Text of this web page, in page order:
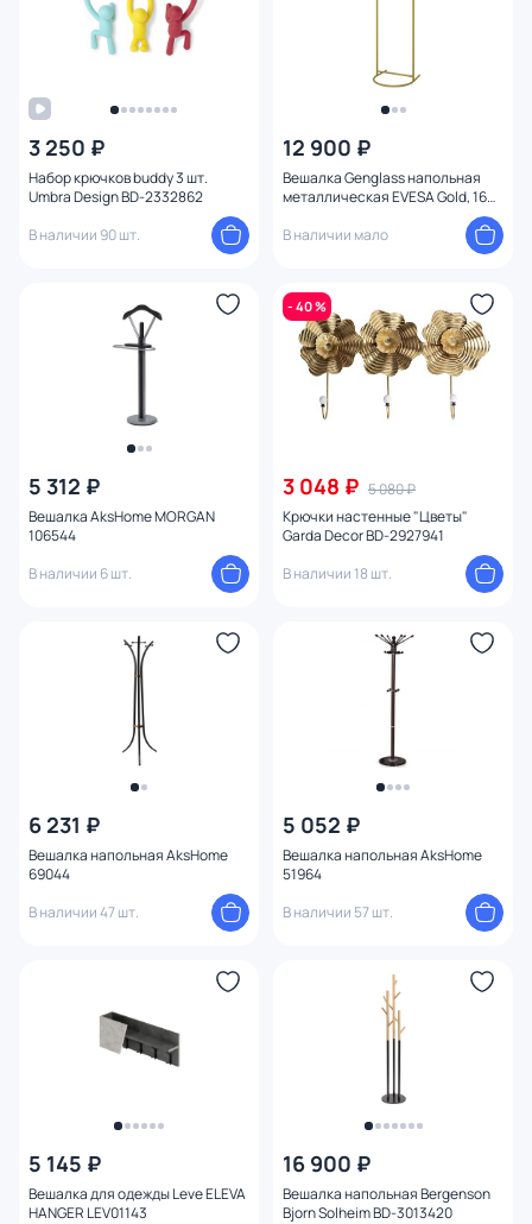
3 250 ₽
Набор крючков buddy 3 шт.
Umbra Design BD-2332862
В наличии 90 шт.
12 900 ₽
Вешалка Genglass напольная
металлическая EVESA Gold, 163
В наличии мало
5 312 ₽
Вешалка AksHome MORGAN
106544
В наличии 6 шт.
- 40 %
3 048 ₽ 5 080 ₽
Крючки настенные "Цветы"
Garda Decor BD-2927941
В наличии 18 шт.
6 231 ₽
Вешалка напольная AksHome
69044
В наличии 47 шт.
5 052 ₽
Вешалка напольная AksHome
51964
В наличии 57 шт.
5 145 ₽
Вешалка для одежды Leve ELEVA
HANGER LEV01143
16 900 ₽
Вешалка напольная Bergenson
Bjorn Solheim BD-3013420